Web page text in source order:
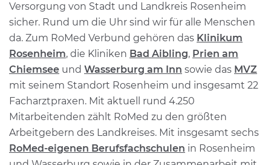
Versorgung von Stadt und Landkreis Rosenheim
sicher. Rund um die Uhr sind wir für alle Menschen
da. Zum RoMed Verbund gehören das Klinikum
Rosenheim, die Kliniken Bad Aibling, Prien am
Chiemsee und Wasserburg am Inn sowie das MVZ
mit seinem Standort Rosenheim und insgesamt 22
Facharztpraxen. Mit aktuell rund 4.250
Mitarbeitenden zählt RoMed zu den größten
Arbeitgebern des Landkreises. Mit insgesamt sechs
RoMed-eigenen Berufsfachschulen in Rosenheim